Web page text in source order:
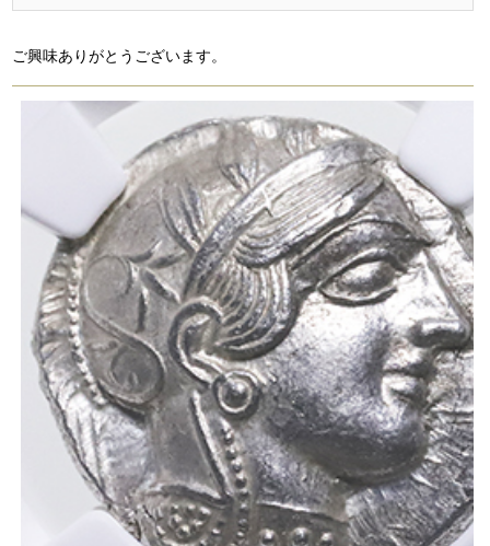
ご興味ありがとうございます。